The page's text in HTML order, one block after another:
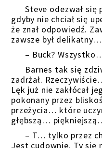
Steve odezwał się
gdyby nie chciał się
że znał odpowiedź.
zawsze był
– Buck? Wszystko…
Barnes tak się
zadrżał.
Lęk już nie zakłócał
pokonany przez
przeżycia… które
głębszą…
– T… tylko przez
Jest cudownie. Ty się